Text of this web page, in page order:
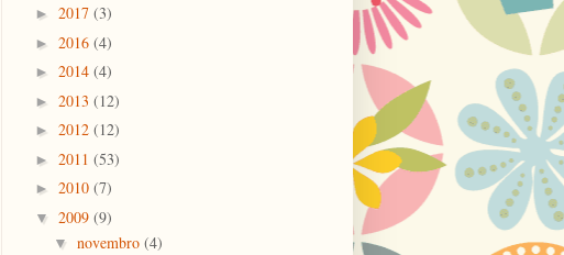
► 2017 (3)
► 2016 (4)
► 2014 (4)
► 2013 (12)
► 2012 (12)
► 2011 (53)
► 2010 (7)
▼ 2009 (9)
▼ novembro (4)